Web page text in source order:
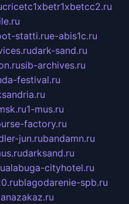
cricetc1xbetr1xbetcc2.ru
statti.rue-abis1c.ru
dark-sand.ru
sib-archives.ru
festival.ru
1-mus.ru
factory.ru
jun.rubandamn.ru
darksand.ru
alabuga-cityhotel.ru
blagodarenie-spb.ru